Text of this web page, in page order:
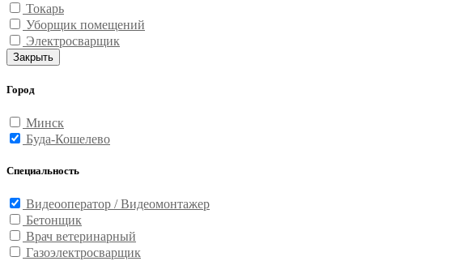
Токарь
Уборщик помещений
Электросварщик
Закрыть
Город
Минск
Буда-Кошелево
Специальность
Видеооператор / Видеомонтажер
Бетонщик
Врач ветеринарный
Газоэлектросварщик